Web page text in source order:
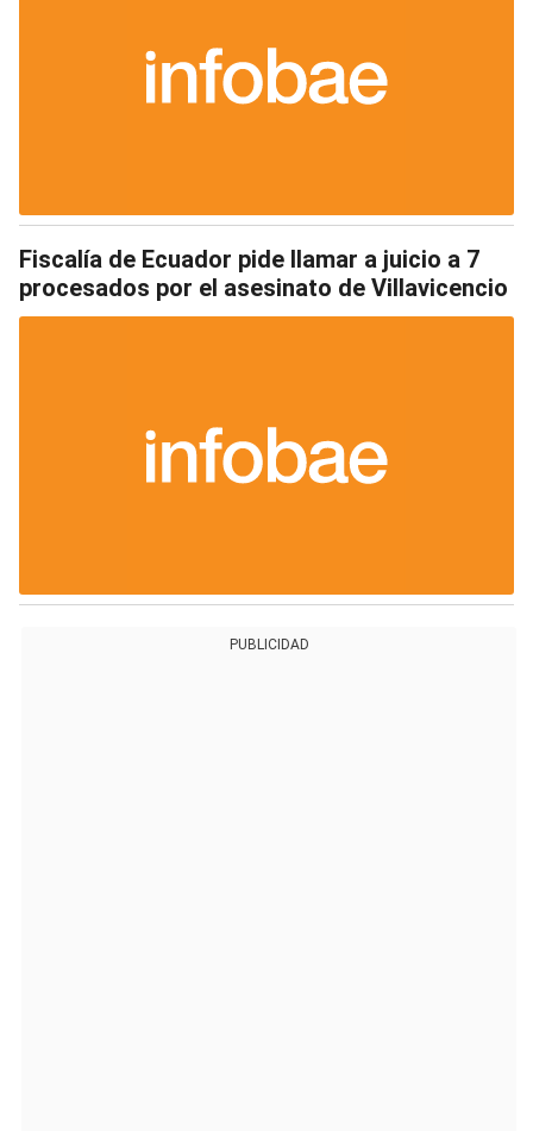
Fiscalía de Ecuador pide llamar a juicio a 7
procesados por el asesinato de Villavicencio
PUBLICIDAD